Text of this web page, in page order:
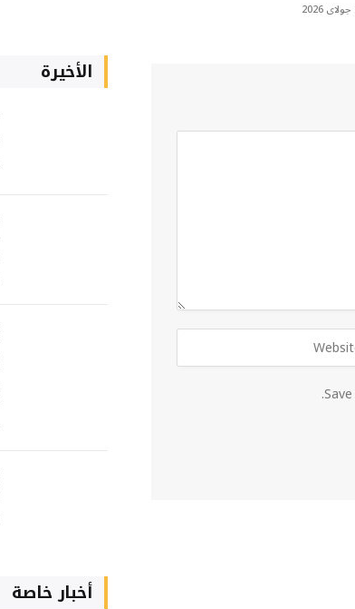
الأخيرة
أخبار خاصة